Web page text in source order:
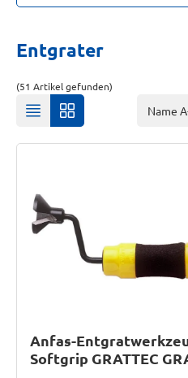
Entgrater
(51 Artikel gefunden)
Anfas-
Softgrip GRATTEC